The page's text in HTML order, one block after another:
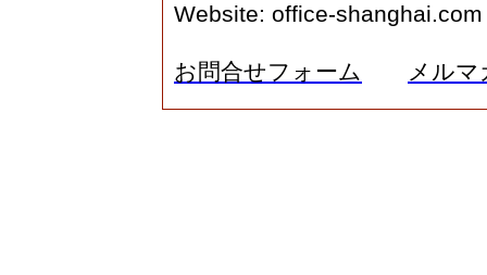
Website: office-shanghai.com
お問合せフォーム メルマ